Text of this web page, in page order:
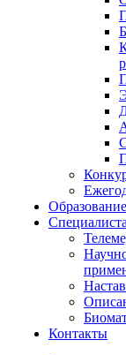
Образование
Контакты